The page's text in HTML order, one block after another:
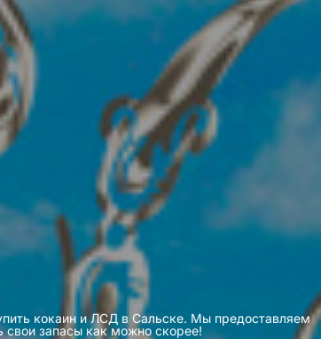
кокаин и ЛСД в Сальске. Мы предоставляем
свои запасы как можно скорее!